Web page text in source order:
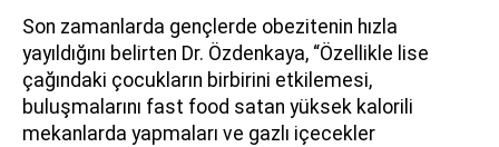
Son zamanlarda gençlerde obezitenin hızla
yayıldığını belirten Dr. Özdenkaya, “Özellikle lise
çağındaki çocukların birbirini etkilemesi,
buluşmalarını fast food satan yüksek kalorili
mekanlarda yapmaları ve gazlı içecekler